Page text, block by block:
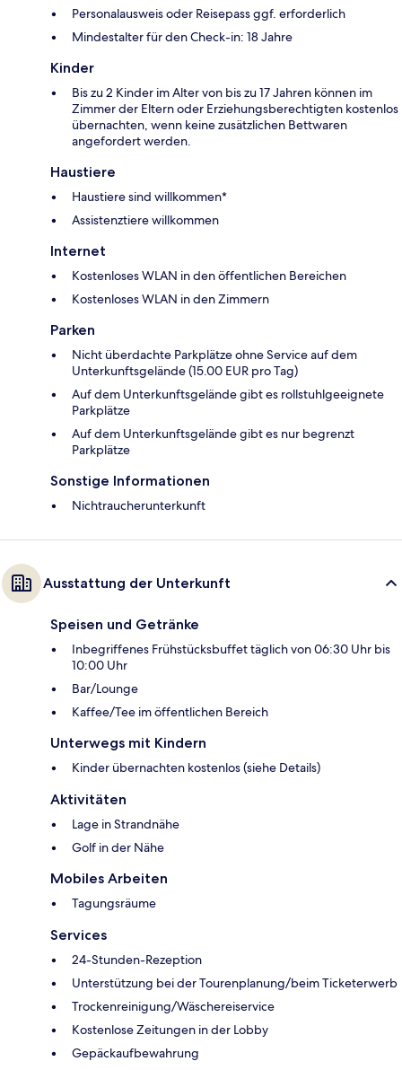
Personalausweis oder Reisepass ggf. erforderlich
Mindestalter für den Check-in: 18 Jahre
Kinder
Bis zu 2 Kinder im Alter von bis zu 17 Jahren können im
Zimmer der Eltern oder Erziehungsberechtigten kostenlos
übernachten, wenn keine zusätzlichen Bettwaren
angefordert werden.
Haustiere
Haustiere sind willkommen*
Assistenztiere willkommen
Internet
Kostenloses WLAN in den öffentlichen Bereichen
Kostenloses WLAN in den Zimmern
Parken
Nicht überdachte Parkplätze ohne Service auf dem
Unterkunftsgelände (15.00 EUR pro Tag)
Auf dem Unterkunftsgelände gibt es rollstuhlgeeignete
Parkplätze
Auf dem Unterkunftsgelände gibt es nur begrenzt
Parkplätze
Sonstige Informationen
Nichtraucherunterkunft
Ausstattung der Unterkunft
Speisen und Getränke
Inbegriffenes Frühstücksbuffet täglich von 06:30 Uhr bis
10:00 Uhr
Bar/Lounge
Kaffee/Tee im öffentlichen Bereich
Unterwegs mit Kindern
Kinder übernachten kostenlos (siehe Details)
Aktivitäten
Lage in Strandnähe
Golf in der Nähe
Mobiles Arbeiten
Tagungsräume
Services
24-Stunden-Rezeption
Unterstützung bei der Tourenplanung/beim Ticketerwerb
Trockenreinigung/Wäschereiservice
Kostenlose Zeitungen in der Lobby
Gepäckaufbewahrung